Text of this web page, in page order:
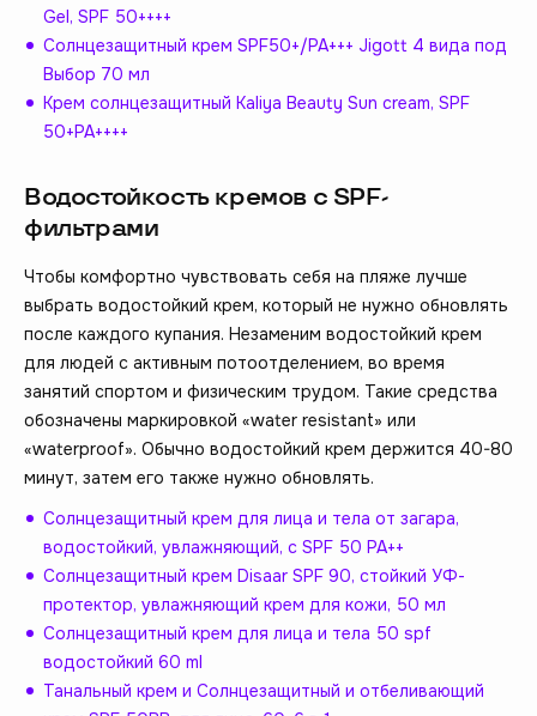
Gel, SPF 50++++
Солнцезащитный крем SPF50+/PA+++ Jigott 4 вида под
Выбор 70 мл
Крем солнцезащитный Kaliya Beauty Sun cream, SPF
50+PA++++
Водостойкость кремов с SPF-
фильтрами
Чтобы комфортно чувствовать себя на пляже лучше
выбрать водостойкий крем, который не нужно обновлять
после каждого купания. Незаменим водостойкий крем
для людей с активным потоотделением, во время
занятий спортом и физическим трудом. Такие средства
обозначены маркировкой «water resistant» или
«waterproof». Обычно водостойкий крем держится 40-80
минут, затем его также нужно обновлять.
Солнцезащитный крем для лица и тела от загара,
водостойкий, увлажняющий, с SPF 50 PA++
Солнцезащитный крем Disaar SPF 90, стойкий УФ-
протектор, увлажняющий крем для кожи, 50 мл
Солнцезащитный крем для лица и тела 50 spf
водостойкий 60 ml
Танальный крем и Солнцезащитный и отбеливающий